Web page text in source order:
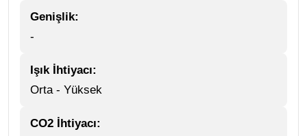
Genişlik:
-
Işık İhtiyacı:
Orta - Yüksek
CO2 İhtiyacı: